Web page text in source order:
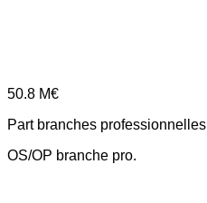
50.8 M€
Part branches professionnelles
OS/OP branche pro.